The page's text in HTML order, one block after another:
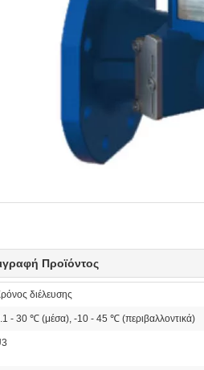
Προϊόντος
διέλευσης
- 30 ℃ (μέσα), -10 - 45 ℃ (περιβαλλοντικά)